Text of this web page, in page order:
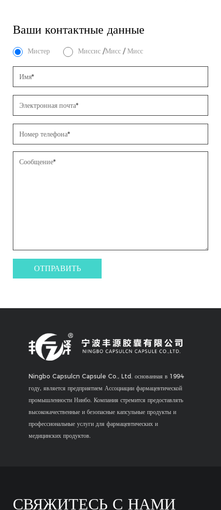
Ваши контактные данные
Мистер Миссис /Мисс / Мисс
Ningbo Capsulcn Capsule Co., Ltd. основанная в 1994
году, является предприятием Ассоциации фармацевтической
промышленности Нинбо. Компания стремится предоставлять
высококачественные и безопасные капсульные продукты и
профессиональные услуги для фармацевтических и
медицинских продуктов.
СВЯЖИТЕСЬ С НАМИ